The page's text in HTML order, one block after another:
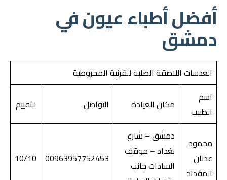
أفضل أطباء عيون في
دمشق
العدسات اللاصقة الصلبة للقرنية المخروطية
اسم
الطبيب
مكان العيادة التواصل التقييم
محمود
عدنان
المقداد
دمشق – شارع
بغداد – موقف
السادات جانب
00963957752453
10/10